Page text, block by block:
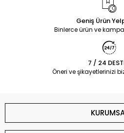
Geniş Ürün
Binlerce ürün ve
7 / 24
Öneri ve şikayetlerinizi